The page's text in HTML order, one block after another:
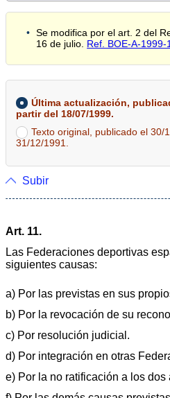
Se modifica por el art. 2 del
16 de julio. Ref. BOE-A-1999-
Última actualización,
partir del 18/07/1999.
Texto original, publicado el
31/12/1991.
Subir
Art. 11.
Las Federaciones deportivas
siguientes causas:
a) Por las previstas en sus
b) Por la revocación de su
c) Por resolución judicial.
d) Por integración en otras
e) Por la no ratificación a los